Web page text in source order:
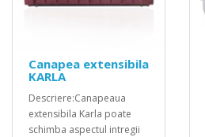
Canapea extensibila
KARLA
Descriere:Canapeaua
extensibila Karla poate
schimba aspectul intregii